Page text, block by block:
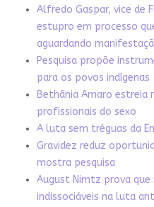
Alfredo Gaspar, vice de
estupro em processo
aguardando
Pesquisa propõe
para os povos indígenas
Bethânia Amaro estreia
profissionais do sexo
A luta sem tréguas da
Gravidez reduz
mostra pesquisa
August Nimtz prova
indissociáveis na luta